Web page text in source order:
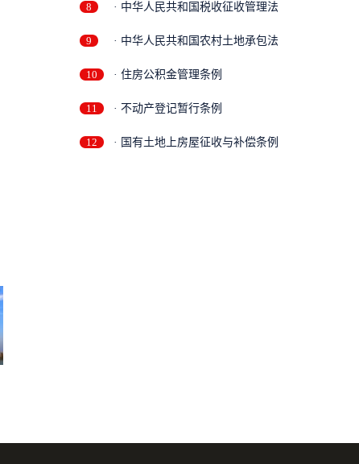
8 · 中华人民共和国税收征收管理法
9 · 中华人民共和国农村土地承包法
10 · 住房公积金管理条例
11 · 不动产登记暂行条例
12 · 国有土地上房屋征收与补偿条例